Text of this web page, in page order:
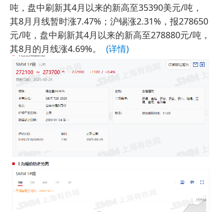
吨，盘中刷新其4月以来的新高至35390美元/吨，
其8月月线暂时涨7.47%；沪锡涨2.31%，报278650
元/吨，盘中刷新其4月以来的新高至278880元/吨，
其8月的月线涨4.69%。
(详情)